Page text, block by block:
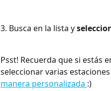
3. Busca en la lista y
Psst! Recuerda que si estás
seleccionar varias
manera personalizada :)